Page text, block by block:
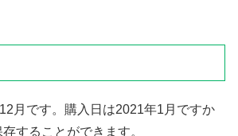
月です。購入日は2021年1月ですか
することができます。